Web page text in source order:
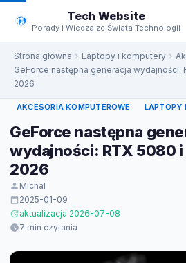
do
treści
Tech Website
Porady i Wiedza ze Świata Technologii
Strona główna Laptopy i komputery
GeForce następna generacja wydajności:
2026
AKCESORIA KOMPUTEROWE LAPTOPY
GeForce następna
wydajności: RTX 5080 i
2026
Michal
2025-01-09
aktualizacja 2026-07-08
7 min czytania